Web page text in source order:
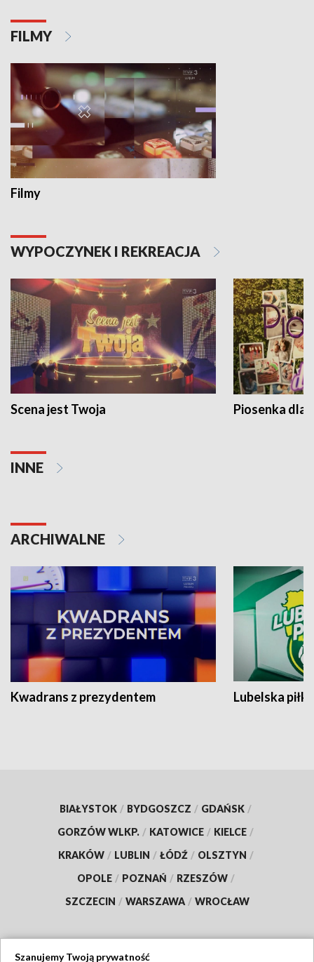
FILMY
Filmy
WYPOCZYNEK I REKREACJA
Scena jest Twoja Piosenka dla
INNE
ARCHIWALNE
Kwadrans z prezydentem Lubelska piłka
BIAŁYSTOK / BYDGOSZCZ / GDAŃSK /
GORZÓW WLKP. / KATOWICE / KIELCE /
KRAKÓW / LUBLIN / ŁÓDŹ / OLSZTYN /
OPOLE / POZNAŃ / RZESZÓW /
SZCZECIN / WARSZAWA / WROCŁAW
Szanujemy Twoją prywatność